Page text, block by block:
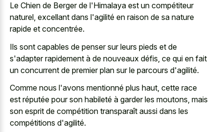
Le Chien de Berger de l'Himalaya est un compétiteur
naturel, excellant dans l'agilité en raison de sa nature
rapide et concentrée.
Ils sont capables de penser sur leurs pieds et de
s'adapter rapidement à de nouveaux défis, ce qui en fait
un concurrent de premier plan sur le parcours d'agilité.
Comme nous l'avons mentionné plus haut, cette race
est réputée pour son habileté à garder les moutons, mais
son esprit de compétition transparaît aussi dans les
compétitions d'agilité.